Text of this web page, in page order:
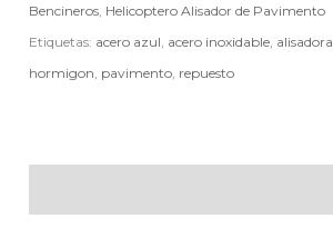
Bencineros Helicoptero Alisador de Pavimento
Etiquetas: acero azul acero inoxidable alisadora
hormigon pavimento repuesto